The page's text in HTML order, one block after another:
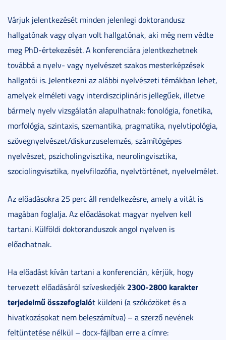
Várjuk jelentkezését minden jelenlegi doktorandusz
hallgatónak vagy olyan volt hallgatónak, aki még nem védte
meg PhD-értekezését. A konferenciára jelentkezhetnek
továbbá a nyelv- vagy nyelvészet szakos mesterképzések
hallgatói is. Jelentkezni az alábbi nyelvészeti témákban lehet,
amelyek elméleti vagy interdiszciplináris jellegűek, illetve
bármely nyelv vizsgálatán alapulhatnak: fonológia, fonetika,
morfológia, szintaxis, szemantika, pragmatika, nyelvtipológia,
szövegnyelvészet/diskurzuselemzés, számítógépes
nyelvészet, pszicholingvisztika, neurolingvisztika,
szociolingvisztika, nyelvfilozófia, nyelvtörténet, nyelvelmélet.
Az előadásokra 25 perc áll rendelkezésre, amely a vitát is
magában foglalja. Az előadásokat magyar nyelven kell
tartani. Külföldi doktoranduszok angol nyelven is
előadhatnak.
Ha előadást kíván tartani a konferencián, kérjük, hogy
tervezett előadásáról szíveskedjék 2300-2800 karakter
terjedelmű összefoglalót küldeni (a szóközöket és a
hivatkozásokat nem beleszámítva) – a szerző nevének
feltüntetése nélkül – docx-fájlban erre a címre: